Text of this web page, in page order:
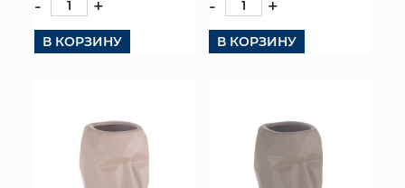
- +
В КОРЗИНУ
- +
В КОРЗИНУ